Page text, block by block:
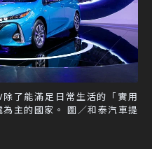
了能滿足日常生活的「實用
主的國家。 圖／和泰汽車提